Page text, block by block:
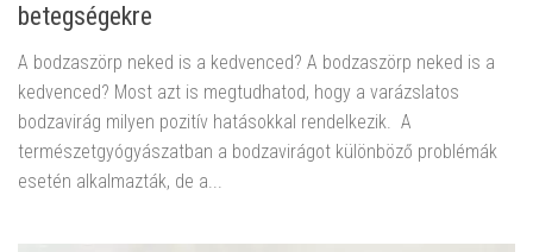
betegségekre
A bodzaszörp neked is a kedvenced? A bodzaszörp neked is a
kedvenced? Most azt is megtudhatod, hogy a varázslatos
bodzavirág milyen pozitív hatásokkal rendelkezik. A
természetgyógyászatban a bodzavirágot különböző problémák
esetén alkalmazták, de a...